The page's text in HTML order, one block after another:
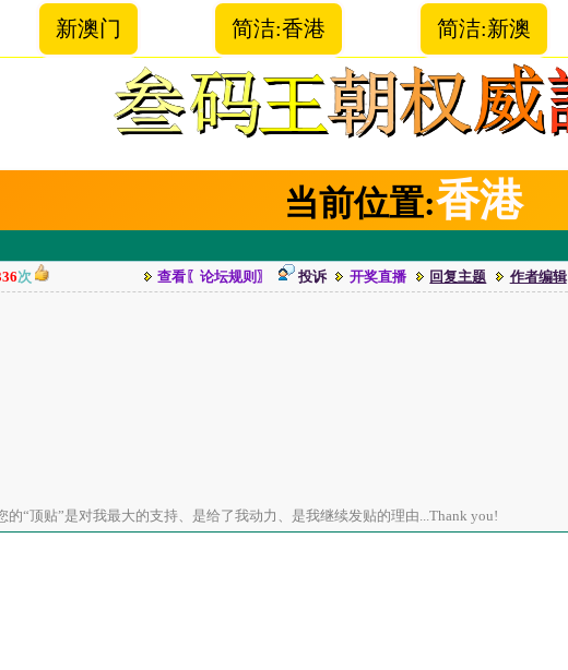
新澳门 简洁:香港 简洁:新澳
当前位置:香港
次 查看〖论坛规则〗 投诉 开奖直播 回复主题 作者编辑
的“顶贴”是对我最大的支持、是给了我动力、是我继续发贴的理由...Thank you!